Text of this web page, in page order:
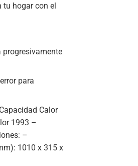
tu hogar con el
progresivamente
para
Calor
1993 –
–
1010 x 315 x